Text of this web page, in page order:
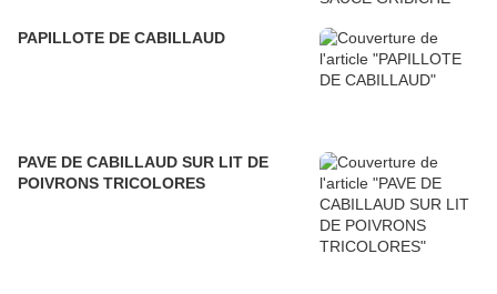
PAPILLOTE DE CABILLAUD
PAVE DE CABILLAUD SUR LIT DE
POIVRONS TRICOLORES